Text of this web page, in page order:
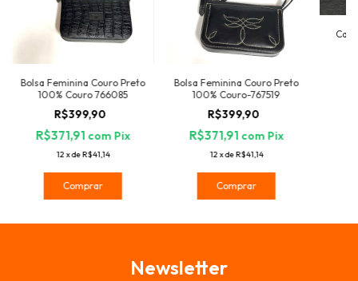
Bolsa Feminina Couro Preto
100% Couro 766085
R$399,90
R$371,91 com Pix
12xdeR$41,14
Comprar
Bolsa Feminina Couro Preto
100% Couro-767519
R$399,90
R$371,91com Pix
12 xdeR$41,14
Comprar
Newsletter